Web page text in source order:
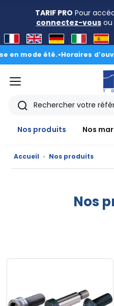
TARIF PRO Pour
connectez-vousou
été.•Horaires d’ouverture :
menu
Rechercher
Nos produits
Nos
Accueil › Nos produits
Nos